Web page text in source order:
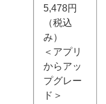
5,478円
（税込
み）
＜アプリ
からアッ
プグレー
ド＞